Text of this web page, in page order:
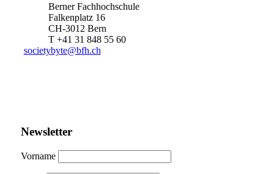
Berner Fachhochschule
Falkenplatz 16
CH-3012 Bern
T +41 31 848 55 60
societybyte@bfh.ch
Newsletter
Vorname